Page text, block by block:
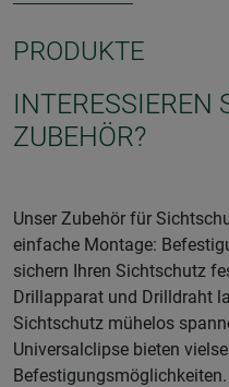
PRODUKTE
INTERESSIEREN
ZUBEHÖR?
Unser Zubehör für
einfache Montage:
sichern Ihren Sichtschutz
Drillapparat und Drilldraht
Sichtschutz mühelos
Universalclipse bieten